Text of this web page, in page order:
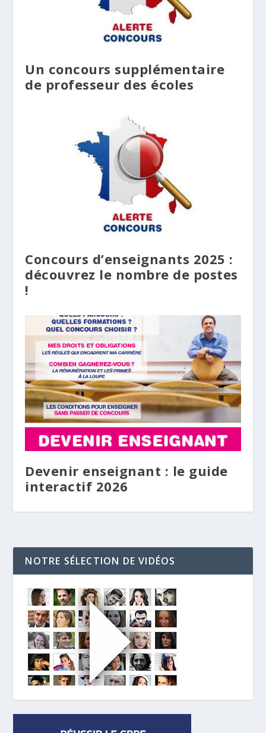
Un concours supplémentaire
de professeur des écoles
Concours d’enseignants 2025 :
découvrez le nombre de postes
!
Devenir enseignant : le guide
interactif 2026
NOTRE SÉLECTION DE VIDÉOS